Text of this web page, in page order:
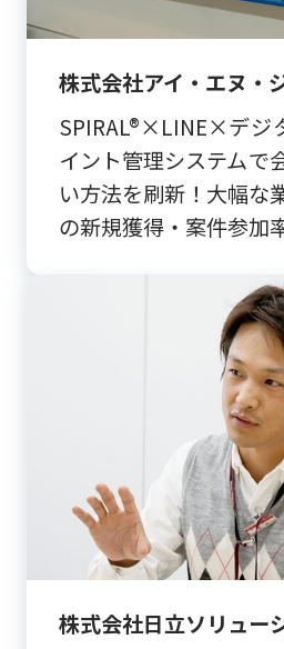
株式会社アイ・エヌ・
SPIRAL®×LINE×デジ
イント管理システムで
い方法を刷新！大幅な
の新規獲得・案件参加
株式会社日立ソリュー